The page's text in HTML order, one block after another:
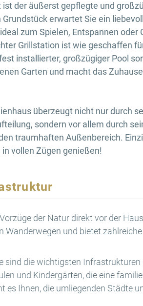
ist der äußerst gepflegte und
erwartet Sie ein
zum Spielen, Entspannen oder
Grillstation ist wie geschaffen
installierter, großzügiger Pool
Garten und macht das
überzeugt nicht nur durch
sondern vor allem durch
traumhaften Außenbereich.
vollen Zügen genießen!
der Natur direkt vor der
Wanderwegen und bietet
sind die wichtigsten
und Kindergärten, die eine
es Ihnen, die umliegenden Städte